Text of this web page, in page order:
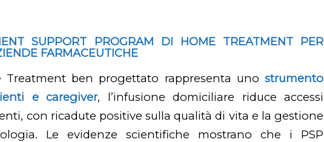
SUPPORT PROGRAM DI HOME TREATMENT PER
FARMACEUTICHE
ben progettato rappresenta uno strumento
e caregiver, l’infusione domiciliare riduce accessi
con ricadute positive sulla qualità di vita e la gestione
Le evidenze scientifiche mostrano che i PSP